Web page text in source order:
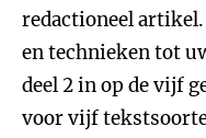
redactioneel artikel.
en technieken tot
deel 2 in op de vijf
voor vijf